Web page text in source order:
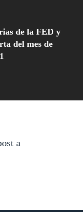
de la FED y
del mes de
a